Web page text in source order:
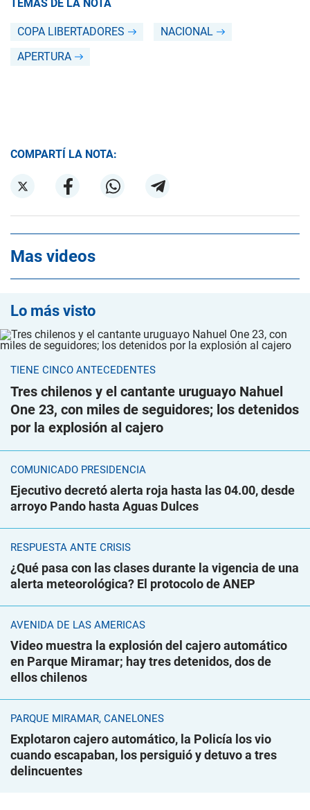
TEMAS DE LA NOTA
COPA LIBERTADORES
NACIONAL
APERTURA
COMPARTÍ LA NOTA:
Mas videos
Lo más visto
TIENE CINCO ANTECEDENTES
Tres chilenos y el cantante uruguayo Nahuel
One 23, con miles de seguidores; los detenidos
por la explosión al cajero
COMUNICADO PRESIDENCIA
Ejecutivo decretó alerta roja hasta las 04.00, desde
arroyo Pando hasta Aguas Dulces
RESPUESTA ANTE CRISIS
¿Qué pasa con las clases durante la vigencia de una
alerta meteorológica? El protocolo de ANEP
AVENIDA DE LAS AMÉRICAS
Video muestra la explosión del cajero automático
en Parque Miramar; hay tres detenidos, dos de
ellos chilenos
PARQUE MIRAMAR, CANELONES
Explotaron cajero automático, la Policía los vio
cuando escapaban, los persiguió y detuvo a tres
delincuentes